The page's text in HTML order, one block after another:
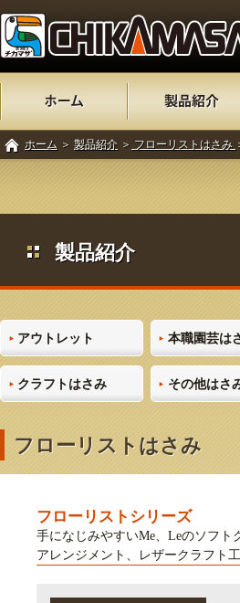
ホーム ＞ 製品紹介 ＞ フローリストはさみ
製品紹介
アウトレット 本職園芸は
クラフトはさみ その他はさ
フローリストはさみ
フローリストシリーズ
手になじみやすいMe、Leのソフ
アレンジメント、レザークラフト